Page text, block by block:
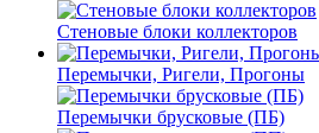
Стеновые блоки коллекторов
Перемычки, Ригели, Прогоны
Перемычки брусковые (ПБ)